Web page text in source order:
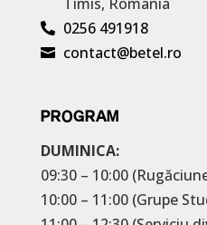
 0256 491918
 contact@betel.ro
PROGRAM
DUMINICA:
09:30 – 10:00
10:00 – 11:00 (Grupe